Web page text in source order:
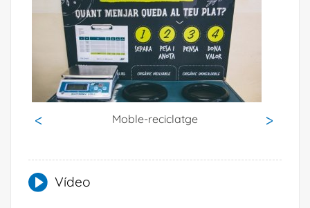
Moble-reciclatge
Vídeo